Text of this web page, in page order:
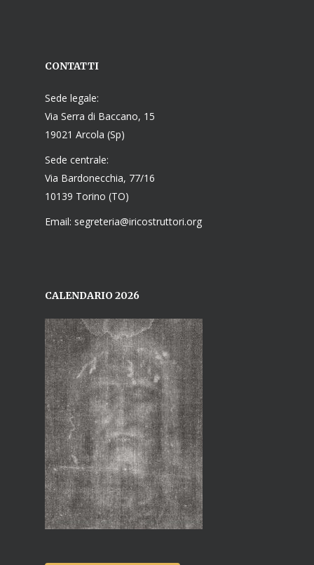
CONTATTI
Sede legale:
Via Serra di Baccano, 15
19021 Arcola (Sp)
Sede centrale:
Via Bardonecchia, 77/16
10139 Torino (TO)
Email: segreteria@iricostruttori.org
CALENDARIO 2026